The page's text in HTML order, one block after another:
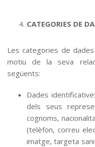
CATEGORIES DE
Les categories de
motiu de la seva
següents:
Dades
dels seus
cognoms,
(telèfon, correu
imatge, targeta